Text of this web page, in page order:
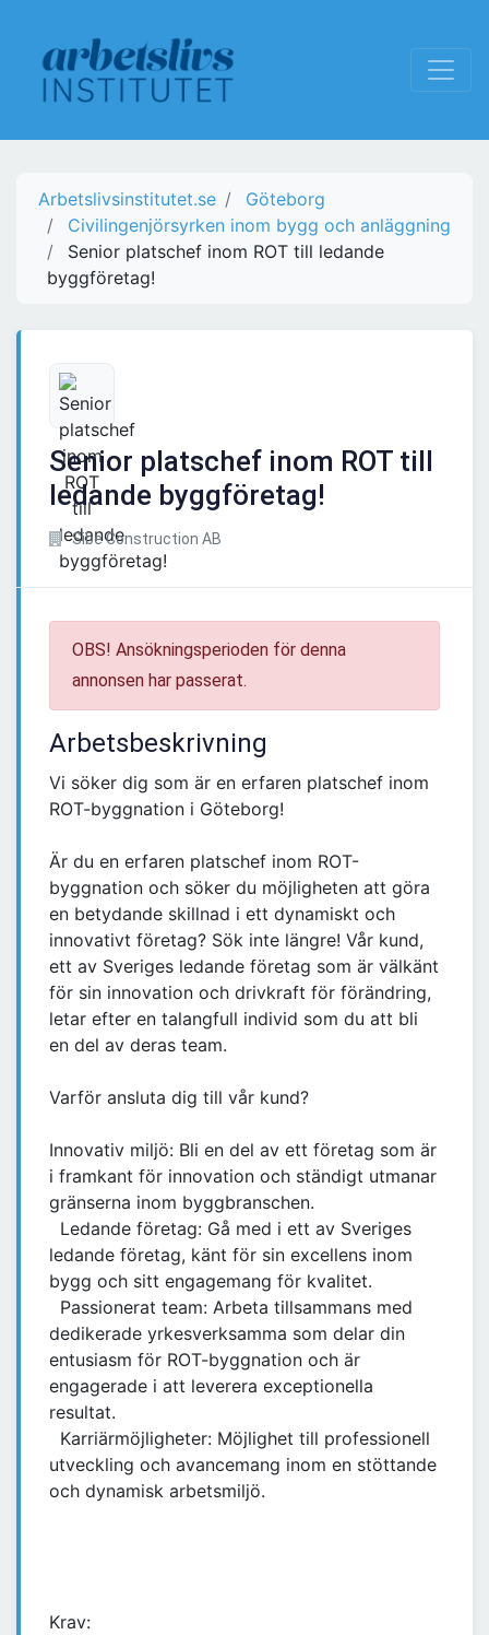
Arbetslivsinstitutet.se
Göteborg
Civilingenjörsyrken inom bygg och anläggning
Senior platschef inom ROT till ledande
byggföretag!
Senior platschef inom ROT till
ledande byggföretag!
Sibe Construction AB
OBS! Ansökningsperioden för denna
annonsen har passerat.
Arbetsbeskrivning
Vi söker dig som är en erfaren platschef inom
ROT-byggnation i Göteborg!
Är du en erfaren platschef inom ROT-
byggnation och söker du möjligheten att göra
en betydande skillnad i ett dynamiskt och
innovativt företag? Sök inte längre! Vår kund,
ett av Sveriges ledande företag som är välkänt
för sin innovation och drivkraft för förändring,
letar efter en talangfull individ som du att bli
en del av deras team.
Varför ansluta dig till vår kund?
Innovativ miljö: Bli en del av ett företag som är
i framkant för innovation och ständigt utmanar
gränserna inom byggbranschen.
Ledande företag: Gå med i ett av Sveriges
ledande företag, känt för sin excellens inom
bygg och sitt engagemang för kvalitet.
Passionerat team: Arbeta tillsammans med
dedikerade yrkesverksamma som delar din
entusiasm för ROT-byggnation och är
engagerade i att leverera exceptionella
resultat.
Karriärmöjligheter: Möjlighet till professionell
utveckling och avancemang inom en stöttande
och dynamisk arbetsmiljö.
Krav: